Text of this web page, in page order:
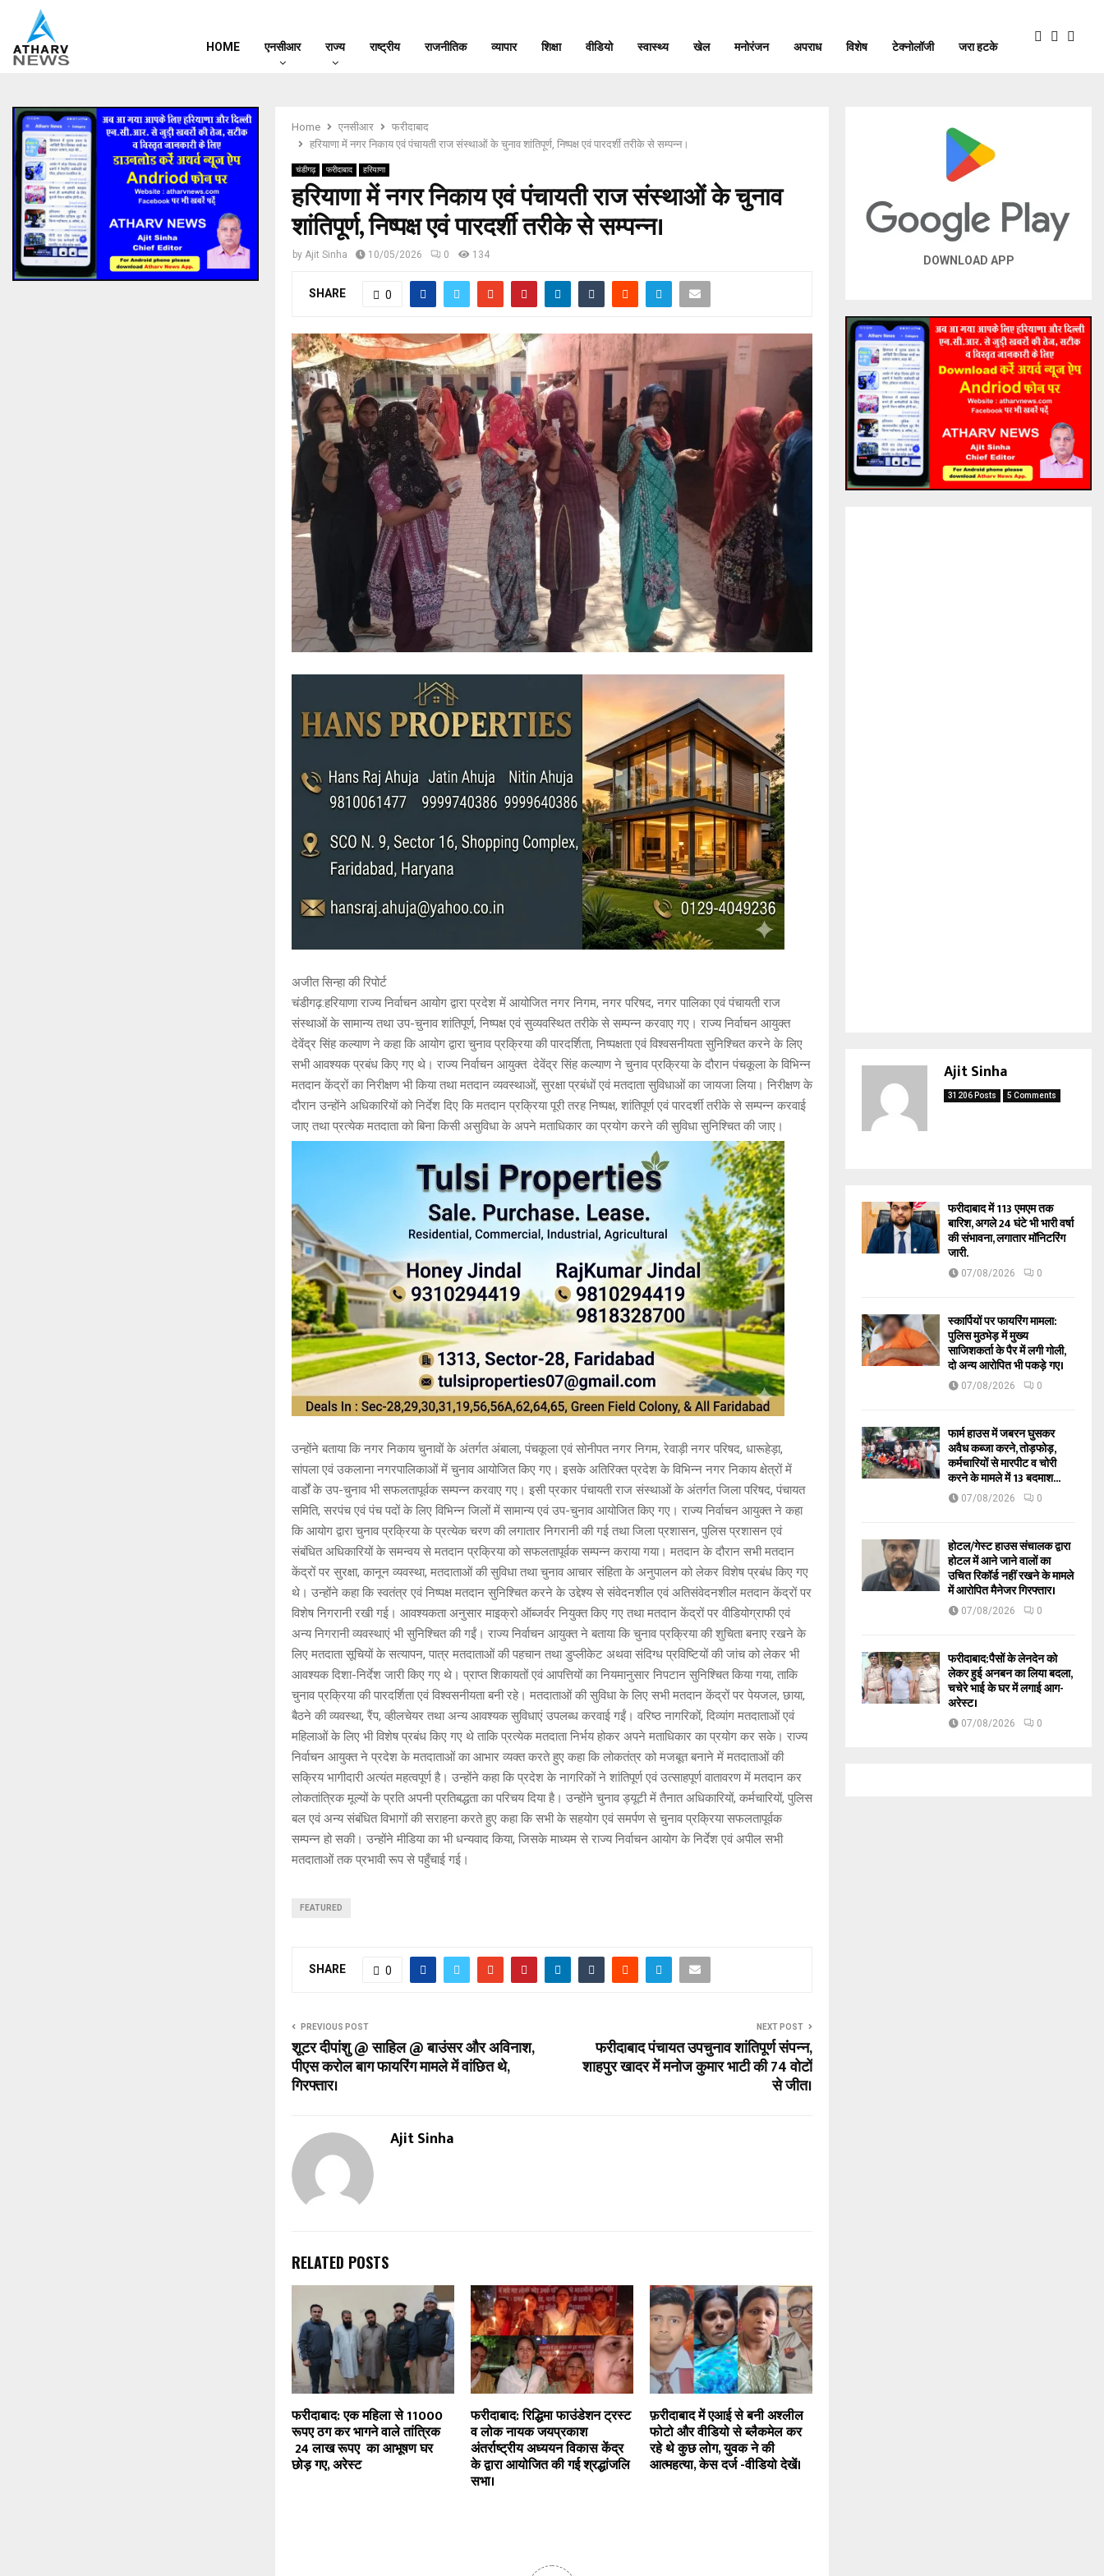
HOME एनसीआर राज्य राष्ट्रीय राजनीतिक व्यापार शिक्षा वीडियो स्वास्थ्य खेल मनोरंजन अपराध विशेष टेक्नोलॉजी जरा हटके
Home एनसीआर
फरीदाबाद
हरियाणा में नगर निकाय एवं पंचायती राज संस्थाओं के चुनाव शांतिपूर्ण, निष्पक्ष एवं पारदर्शी तरीके से सम्पन्न।
चंडीगढ़ फरीदाबाद हरियाणा
हरियाणा में नगर निकाय एवं पंचायती राज संस्थाओं के चुनाव
शांतिपूर्ण, निष्पक्ष एवं पारदर्शी तरीके से सम्पन्न।
by Ajit Sinha 10/05/2026 0 134
SHARE 0
अजीत सिन्हा की रिपोर्ट
चंडीगढ़:हरियाणा राज्य निर्वाचन आयोग द्वारा प्रदेश में आयोजित नगर निगम, नगर परिषद, नगर पालिका एवं पंचायती राज
संस्थाओं के सामान्य तथा उप-चुनाव शांतिपूर्ण, निष्पक्ष एवं सुव्यवस्थित तरीके से सम्पन्न करवाए गए। राज्य निर्वाचन आयुक्त
देवेंद्र सिंह कल्याण ने कहा कि आयोग द्वारा चुनाव प्रक्रिया की पारदर्शिता, निष्पक्षता एवं विश्वसनीयता सुनिश्चित करने के लिए
सभी आवश्यक प्रबंध किए गए थे। राज्य निर्वाचन आयुक्त देवेंद्र सिंह कल्याण ने चुनाव प्रक्रिया के दौरान पंचकूला के विभिन्न
मतदान केंद्रों का निरीक्षण भी किया तथा मतदान व्यवस्थाओं, सुरक्षा प्रबंधों एवं मतदाता सुविधाओं का जायजा लिया। निरीक्षण के
दौरान उन्होंने अधिकारियों को निर्देश दिए कि मतदान प्रक्रिया पूरी तरह निष्पक्ष, शांतिपूर्ण एवं पारदर्शी तरीके से सम्पन्न करवाई
जाए तथा प्रत्येक मतदाता को बिना किसी असुविधा के अपने मताधिकार का प्रयोग करने की सुविधा सुनिश्चित की जाए।
उन्होंने बताया कि नगर निकाय चुनावों के अंतर्गत अंबाला, पंचकूला एवं सोनीपत नगर निगम, रेवाड़ी नगर परिषद, धारूहेड़ा,
सांपला एवं उकलाना नगरपालिकाओं में चुनाव आयोजित किए गए। इसके अतिरिक्त प्रदेश के विभिन्न नगर निकाय क्षेत्रों में
वार्डों के उप-चुनाव भी सफलतापूर्वक सम्पन्न करवाए गए। इसी प्रकार पंचायती राज संस्थाओं के अंतर्गत जिला परिषद, पंचायत
समिति, सरपंच एवं पंच पदों के लिए विभिन्न जिलों में सामान्य एवं उप-चुनाव आयोजित किए गए। राज्य निर्वाचन आयुक्त ने कहा
कि आयोग द्वारा चुनाव प्रक्रिया के प्रत्येक चरण की लगातार निगरानी की गई तथा जिला प्रशासन, पुलिस प्रशासन एवं
संबंधित अधिकारियों के समन्वय से मतदान प्रक्रिया को सफलतापूर्वक सम्पन्न कराया गया। मतदान के दौरान सभी मतदान
केंद्रों पर सुरक्षा, कानून व्यवस्था, मतदाताओं की सुविधा तथा चुनाव आचार संहिता के अनुपालन को लेकर विशेष प्रबंध किए गए
थे। उन्होंने कहा कि स्वतंत्र एवं निष्पक्ष मतदान सुनिश्चित करने के उद्देश्य से संवेदनशील एवं अतिसंवेदनशील मतदान केंद्रों पर
विशेष निगरानी रखी गई। आवश्यकता अनुसार माइक्रो ऑब्जर्वर नियुक्त किए गए तथा मतदान केंद्रों पर वीडियोग्राफी एवं
अन्य निगरानी व्यवस्थाएं भी सुनिश्चित की गईं। राज्य निर्वाचन आयुक्त ने बताया कि चुनाव प्रक्रिया की शुचिता बनाए रखने के
लिए मतदाता सूचियों के सत्यापन, पात्र मतदाताओं की पहचान तथा डुप्लीकेट अथवा संदिग्ध प्रविष्टियों की जांच को लेकर भी
आवश्यक दिशा-निर्देश जारी किए गए थे। प्राप्त शिकायतों एवं आपत्तियों का नियमानुसार निपटान सुनिश्चित किया गया, ताकि
चुनाव प्रक्रिया की पारदर्शिता एवं विश्वसनीयता बनी रहे। मतदाताओं की सुविधा के लिए सभी मतदान केंद्रों पर पेयजल, छाया,
बैठने की व्यवस्था, रैंप, व्हीलचेयर तथा अन्य आवश्यक सुविधाएं उपलब्ध करवाई गईं। वरिष्ठ नागरिकों, दिव्यांग मतदाताओं एवं
महिलाओं के लिए भी विशेष प्रबंध किए गए थे ताकि प्रत्येक मतदाता निर्भय होकर अपने मताधिकार का प्रयोग कर सके। राज्य
निर्वाचन आयुक्त ने प्रदेश के मतदाताओं का आभार व्यक्त करते हुए कहा कि लोकतंत्र को मजबूत बनाने में मतदाताओं की
सक्रिय भागीदारी अत्यंत महत्वपूर्ण है। उन्होंने कहा कि प्रदेश के नागरिकों ने शांतिपूर्ण एवं उत्साहपूर्ण वातावरण में मतदान कर
लोकतांत्रिक मूल्यों के प्रति अपनी प्रतिबद्धता का परिचय दिया है। उन्होंने चुनाव ड्यूटी में तैनात अधिकारियों, कर्मचारियों, पुलिस
बल एवं अन्य संबंधित विभागों की सराहना करते हुए कहा कि सभी के सहयोग एवं समर्पण से चुनाव प्रक्रिया सफलतापूर्वक
सम्पन्न हो सकी। उन्होंने मीडिया का भी धन्यवाद किया, जिसके माध्यम से राज्य निर्वाचन आयोग के निर्देश एवं अपील सभी
मतदाताओं तक प्रभावी रूप से पहुँचाई गई।
FEATURED
SHARE 0
PREVIOUS POST
शूटर दीपांशु @ साहिल @ बाउंसर और अविनाश,
पीएस करोल बाग फायरिंग मामले में वांछित थे,
गिरफ्तार।
NEXT POST
फरीदाबाद पंचायत उपचुनाव शांतिपूर्ण संपन्न,
शाहपुर खादर में मनोज कुमार भाटी की 74 वोटों
से जीत।
Ajit Sinha
RELATED POSTS
फरीदाबाद: एक महिला से 11000
रूपए ठग कर भागने वाले तांत्रिक
24 लाख रूपए का आभूषण घर
छोड़ गए, अरेस्ट
फरीदाबाद: रिद्धिमा फाउंडेशन ट्रस्ट
व लोक नायक जयप्रकाश
अंतर्राष्ट्रीय अध्ययन विकास केंद्र
के द्वारा आयोजित की गई श्रद्धांजलि
सभा।
फ़रीदाबाद में एआई से बनी अश्लील
फोटो और वीडियो से ब्लैकमेल कर
रहे थे कुछ लोग, युवक ने की
आत्महत्या, केस दर्ज -वीडियो देखें।
DOWNLOAD APP
Ajit Sinha
31206 Posts 5 Comments
फरीदाबाद में 113 एमएम तक
बारिश, अगले 24 घंटे भी भारी वर्षा
की संभावना, लगातार मॉनिटरिंग
जारी.
07/08/2026 0
स्कार्पियों पर फायरिंग मामला:
पुलिस मुठभेड़ में मुख्य
साजिशकर्ता के पैर में लगी गोली,
दो अन्य आरोपित भी पकड़े गए।
07/08/2026 0
फार्म हाउस में जबरन घुसकर
अवैध कब्जा करने, तोड़फोड़,
कर्मचारियों से मारपीट व चोरी
करने के मामले में 13 बदमाश...
07/08/2026 0
होटल/गेस्ट हाउस संचालक द्वारा
होटल में आने जाने वालों का
उचित रिकॉर्ड नहीं रखने के मामले
में आरोपित मैनेजर गिरफ्तार।
07/08/2026 0
फरीदाबाद:पैसों के लेनदेन को
लेकर हुई अनबन का लिया बदला,
चचेरे भाई के घर में लगाई आग-
अरेस्ट।
07/08/2026 0